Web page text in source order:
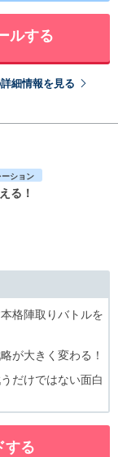
ルする
細情報を見る
ーション
る！
格陣取りバトルを
が大きく変わる！
だけではない面白
する